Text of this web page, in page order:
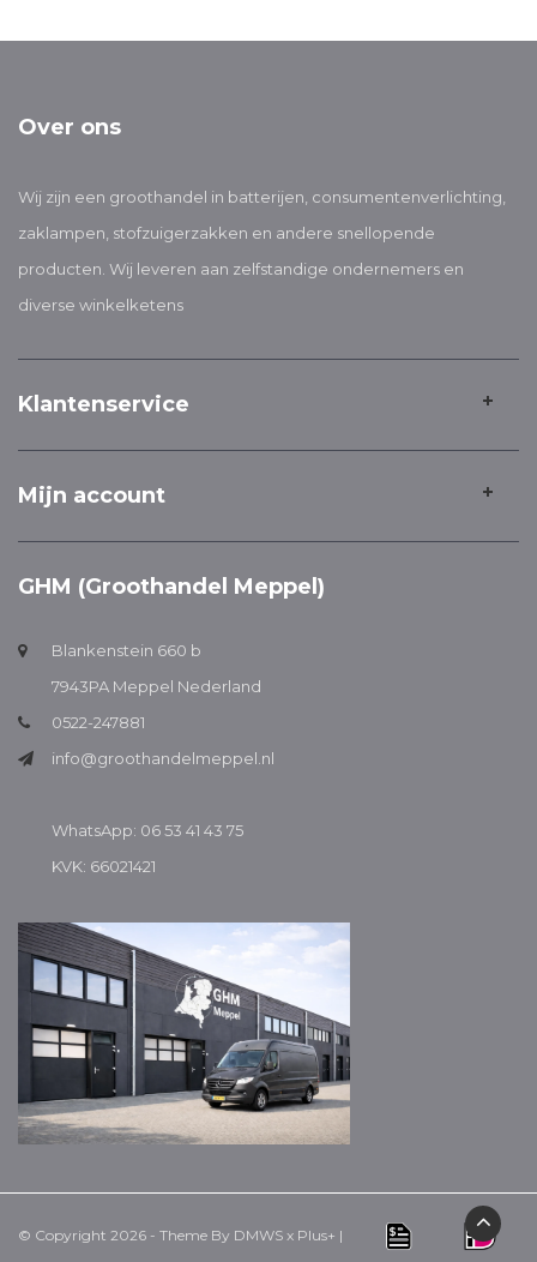
Over ons
Wij zijn een groothandel in batterijen, consumentenverlichting,
zaklampen, stofzuigerzakken en andere snellopende
producten. Wij leveren aan zelfstandige ondernemers en
diverse winkelketens
Klantenservice
Mijn account
GHM (Groothandel Meppel)
Blankenstein 660 b
7943PA Meppel Nederland
0522-247881
info@groothandelmeppel.nl
WhatsApp: 06 53 41 43 75
KVK: 66021421
© Copyright 2026 - Theme By DMWS x Plus+ |